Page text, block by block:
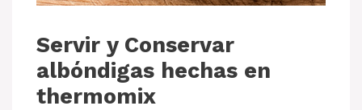
Servir y Conservar
albóndigas hechas en
thermomix